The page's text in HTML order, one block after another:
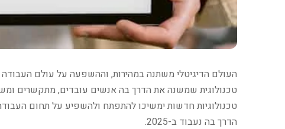
העולם הדיגיטלי משתנה במהירות, וההשפעה על עולם
טכנולוגיות חדשות ימשיכו להתפתח ולהשפיע על תחום
הדרך בה נעבוד ב-2025.